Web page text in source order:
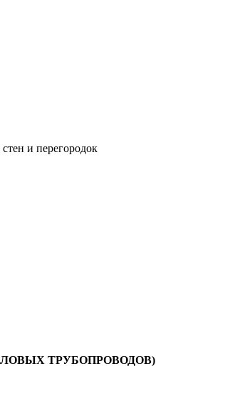
и перегородок
ТРУБОПРОВОДОВ)